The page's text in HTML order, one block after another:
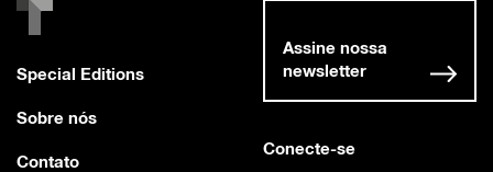
Special Editions
Sobre nós
Contato
Conecte-se
Assine nossa
newsletter